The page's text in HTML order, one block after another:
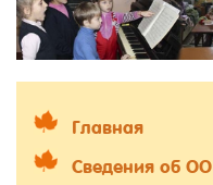
Главная
Сведения об ОО